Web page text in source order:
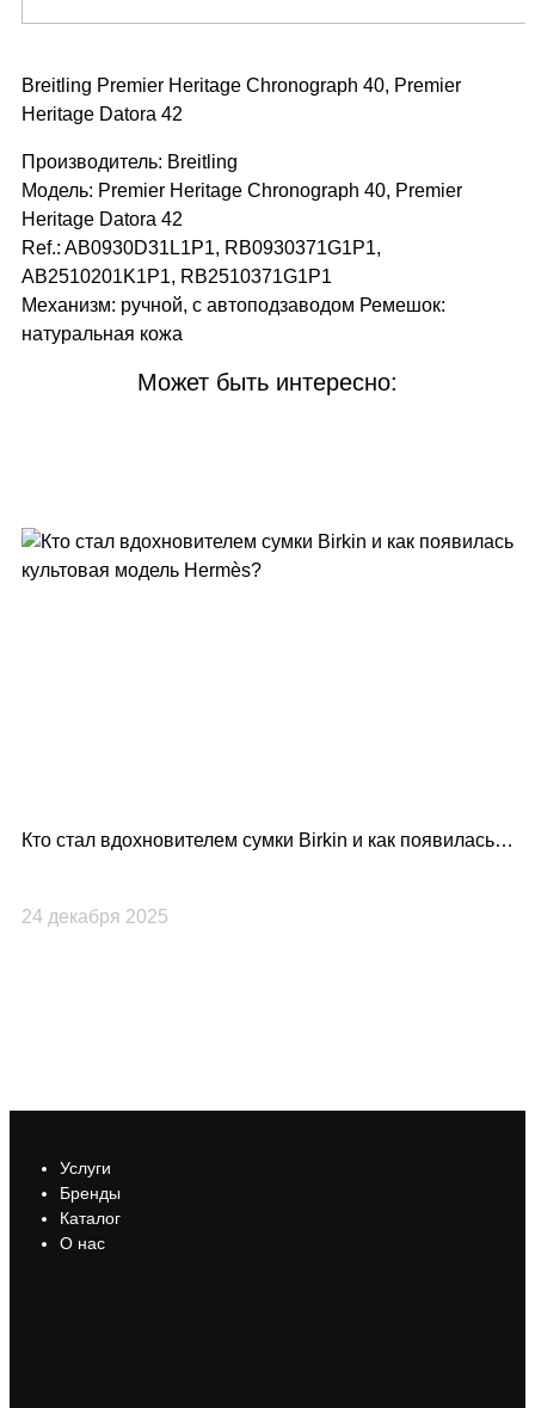
Breitling Premier Heritage Chronograph 40, Premier
Heritage Datora 42
Производитель: Breitling
Модель: Premier Heritage Chronograph 40, Premier
Heritage Datora 42
Ref.: AB0930D31L1P1, RB0930371G1P1,
AB2510201K1P1, RB2510371G1P1
Механизм: ручной, с автоподзаводом Ремешок:
натуральная кожа
Может быть интересно:
Кто стал вдохновителем сумки Birkin и как появилась
24 декабря 2025
Услуги
Бренды
Каталог
О нас